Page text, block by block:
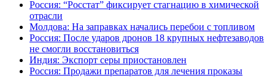
Россия: “Росстат” фиксирует стагнацию в химической
отрасли
Молдова: На заправках начались перебои с топливом
Россия: После ударов дронов 18 крупных нефтезаводов
не смогли восстановиться
Индия: Экспорт серы приостановлен
Россия: Продажи препаратов для лечения проказы